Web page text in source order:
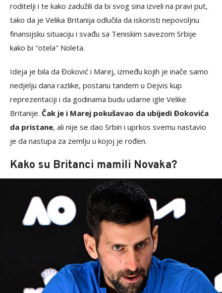
roditelji i te kako zadužili da bi svog sina izveli na pravi put,
tako da je Velika Britanija odlučila da iskoristi nepovoljnu
finansijsku situaciju i svađu sa Teniskim savezom Srbije
kako bi "otela" Noleta.
Ideja je bila da Đoković i Marej, između kojih je inače samo
nedjelju dana razlike, postanu tandem u Dejvis kup
reprezentaciji i da godinama budu udarne igle Velike
Britanije. Čak je i Marej pokušavao da ubijedi Đokovića
da pristane, ali nije se dao Srbin i uprkos svemu nastavio
je da nastupa za zemlju u kojoj je rođen.
Kako su Britanci mamili Novaka?